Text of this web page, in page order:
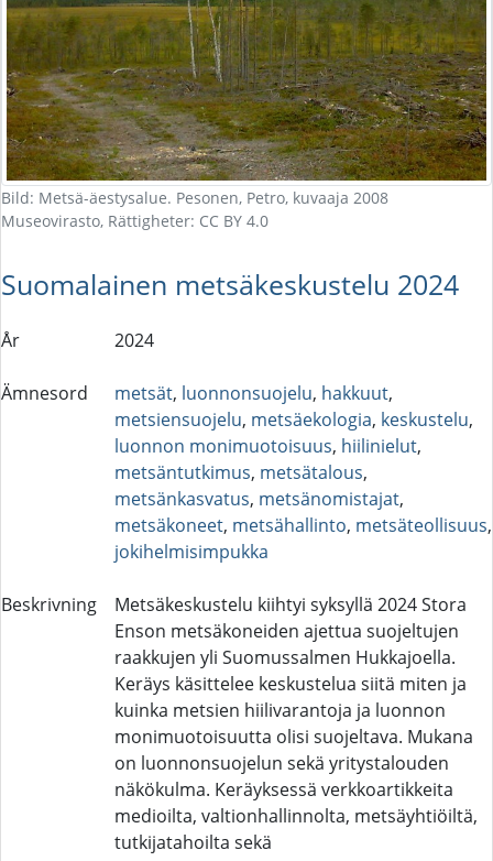
Bild: Metsä-äestysalue. Pesonen, Petro, kuvaaja 2008
Museovirasto, Rättigheter: CC BY 4.0
Suomalainen metsäkeskustelu 2024
År 2024
Ämnesord metsät, luonnonsuojelu, hakkuut,
metsiensuojelu, metsäekologia, keskustelu,
luonnon monimuotoisuus, hiilinielut,
metsäntutkimus, metsätalous,
metsänkasvatus, metsänomistajat,
metsäkoneet, metsähallinto, metsäteollisuus,
jokihelmisimpukka
Beskrivning
Metsäkeskustelu kiihtyi syksyllä 2024 Stora
Enson metsäkoneiden ajettua suojeltujen
raakkujen yli Suomussalmen Hukkajoella.
Keräys käsittelee keskustelua siitä miten ja
kuinka metsien hiilivarantoja ja luonnon
monimuotoisuutta olisi suojeltava. Mukana
on luonnonsuojelun sekä yritystalouden
näkökulma. Keräyksessä verkkoartikkeita
medioilta, valtionhallinnolta, metsäyhtiöiltä,
tutkijatahoilta sekä